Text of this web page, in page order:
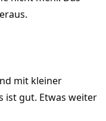
mit kleiner
ist gut. Etwas weiter